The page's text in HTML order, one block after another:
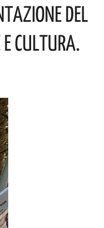
I DETTAGLI
Del
E Cultura.